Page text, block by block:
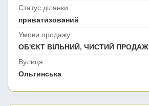
Статус ділянки
приватизований
Умови продажу
ОБ'ЄКТ ВІЛЬНИЙ, ЧИСТИЙ ПРОДАЖ
Вулиця
Ольгинська